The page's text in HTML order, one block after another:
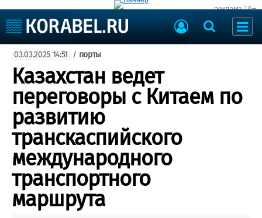
реклама 16+
Судоходство
Судоремонт
События
Порты
Рыболовство
ВМФ
Образование
Яхты и катера
Еще
Судостроение
Пульс
Новости
Торговая площадка
Доска объявлений
03.03.2025 14:51 / порты
Казахстан ведет
переговоры с Китаем по
развитию
транскаспийского
международного
транспортного
маршрута